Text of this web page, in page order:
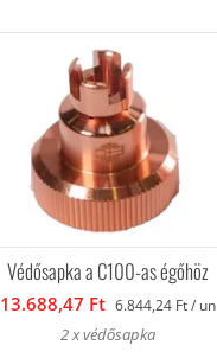
Védősapka a C100-as égőhöz
13.688,47 Ft 6.844,24 Ft / un
2 x védősapka